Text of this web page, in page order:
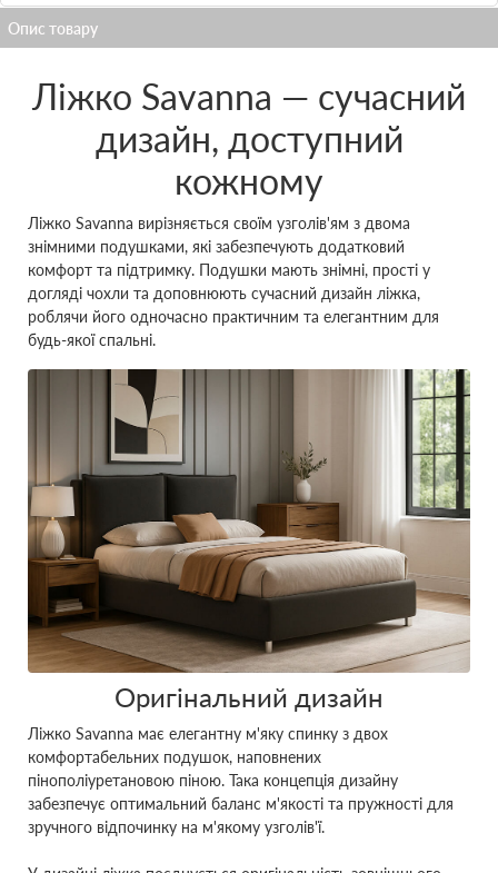
Ліжко Savanna — сучасний
дизайн, доступний
кожному
Ліжко Savanna вирізняється своїм узголів'ям з двома
знімними подушками, які забезпечують додатковий
комфорт та підтримку. Подушки мають знімні, прості у
догляді чохли та доповнюють сучасний дизайн ліжка,
роблячи його одночасно практичним та елегантним для
будь-якої спальні.
Оригінальний дизайн
Ліжко Savanna має елегантну м'яку спинку з двох
комфортабельних подушок, наповнених
пінополіуретановою піною. Така концепція дизайну
забезпечує оптимальний баланс м'якості та пружності для
зручного відпочинку на м'якому узголів'ї.